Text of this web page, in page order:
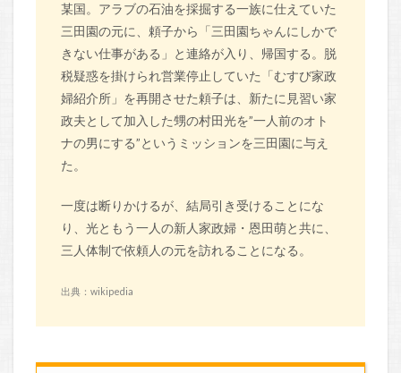
某国。アラブの石油を採掘する一族に仕えていた
三田園の元に、頼子から「三田園ちゃんにしかで
きない仕事がある」と連絡が入り、帰国する。脱
税疑惑を掛けられ営業停止していた「むすび家政
婦紹介所」を再開させた頼子は、新たに見習い家
政夫として加入した甥の村田光を”一人前のオト
ナの男にする”というミッションを三田園に与え
た。
一度は断りかけるが、結局引き受けることにな
り、光ともう一人の新人家政婦・恩田萌と共に、
三人体制で依頼人の元を訪れることになる。
出典：wikipedia